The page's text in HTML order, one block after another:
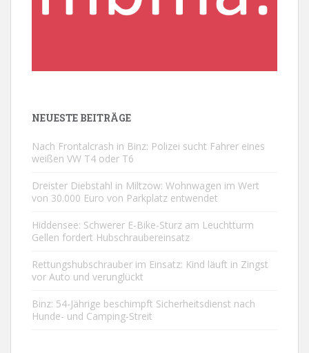
NEUESTE BEITRÄGE
Nach Frontalcrash in Binz: Polizei sucht Fahrer eines
weißen VW T4 oder T6
Dreister Diebstahl in Miltzow: Wohnwagen im Wert
von 30.000 Euro von Parkplatz entwendet
Hiddensee: Schwerer E-Bike-Sturz am Leuchtturm
Gellen fordert Hubschraubereinsatz
Rettungshubschrauber im Einsatz: Kind läuft in Zingst
vor Auto und verunglückt
Binz: 54-Jährige beschimpft Sicherheitsdienst nach
Hunde- und Camping-Streit